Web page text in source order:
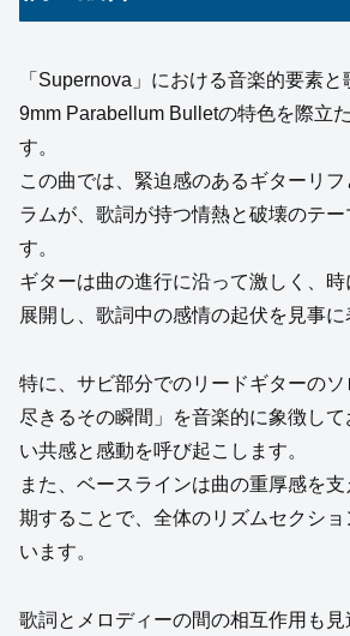
「Supernova」における音楽的要素と
9mm Parabellum Bulletの特色を際立
す。
この曲では、緊迫感のあるギターリ
ラムが、歌詞が持つ情熱と破壊のテー
す。
ギターは曲の進行に沿って激しく、
展開し、歌詞中の感情の起伏を見事に
特に、サビ部分でのリードギターのソ
尽きるその瞬間」を音楽的に象徴し
い共感と感動を呼び起こします。
また、ベースラインは曲の重厚感を
期することで、全体のリズムセクシ
います。
歌詞とメロディーの間の相互作用も見